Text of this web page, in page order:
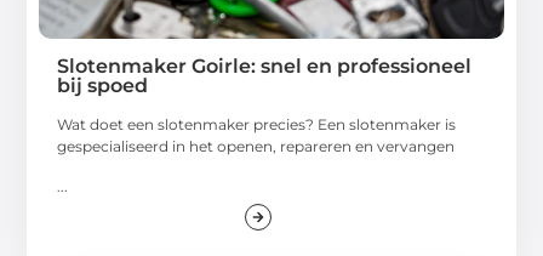
Slotenmaker Goirle: snel en professioneel
bij spoed
Wat doet een slotenmaker precies? Een slotenmaker is
gespecialiseerd in het openen, repareren en vervangen